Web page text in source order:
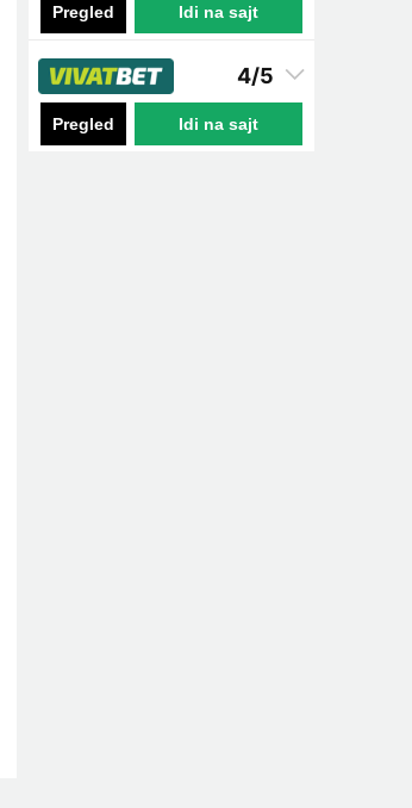
Pregled Idi na sajt
4/5
Pregled Idi na sajt